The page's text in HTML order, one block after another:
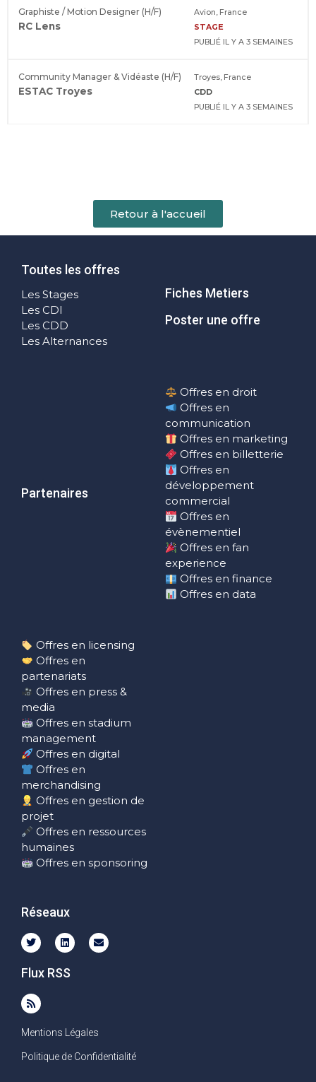
Graphiste / Motion Designer (H/F)
RC Lens
Avion, France
STAGE
PUBLIÉ IL Y A 3 SEMAINES
Community Manager & Vidéaste (H/F)
ESTAC Troyes
Troyes, France
CDD
PUBLIÉ IL Y A 3 SEMAINES
Retour à l'accueil
Toutes les offres
Les Stages
Les CDI
Les CDD
Les Alternances
Fiches Metiers
Poster une offre
Partenaires
Offres en droit
Offres en
communication
Offres en marketing
Offres en billetterie
Offres en
développement
commercial
Offres en
évènementiel
Offres en fan
experience
Offres en finance
Offres en data
Offres en licensing
Offres en
partenariats
Offres en press &
media
Offres en stadium
management
Offres en digital
Offres en
merchandising
Offres en gestion de
projet
Offres en ressources
humaines
Offres en sponsoring
Réseaux
Flux RSS
Mentions Légales
Politique de Confidentialité